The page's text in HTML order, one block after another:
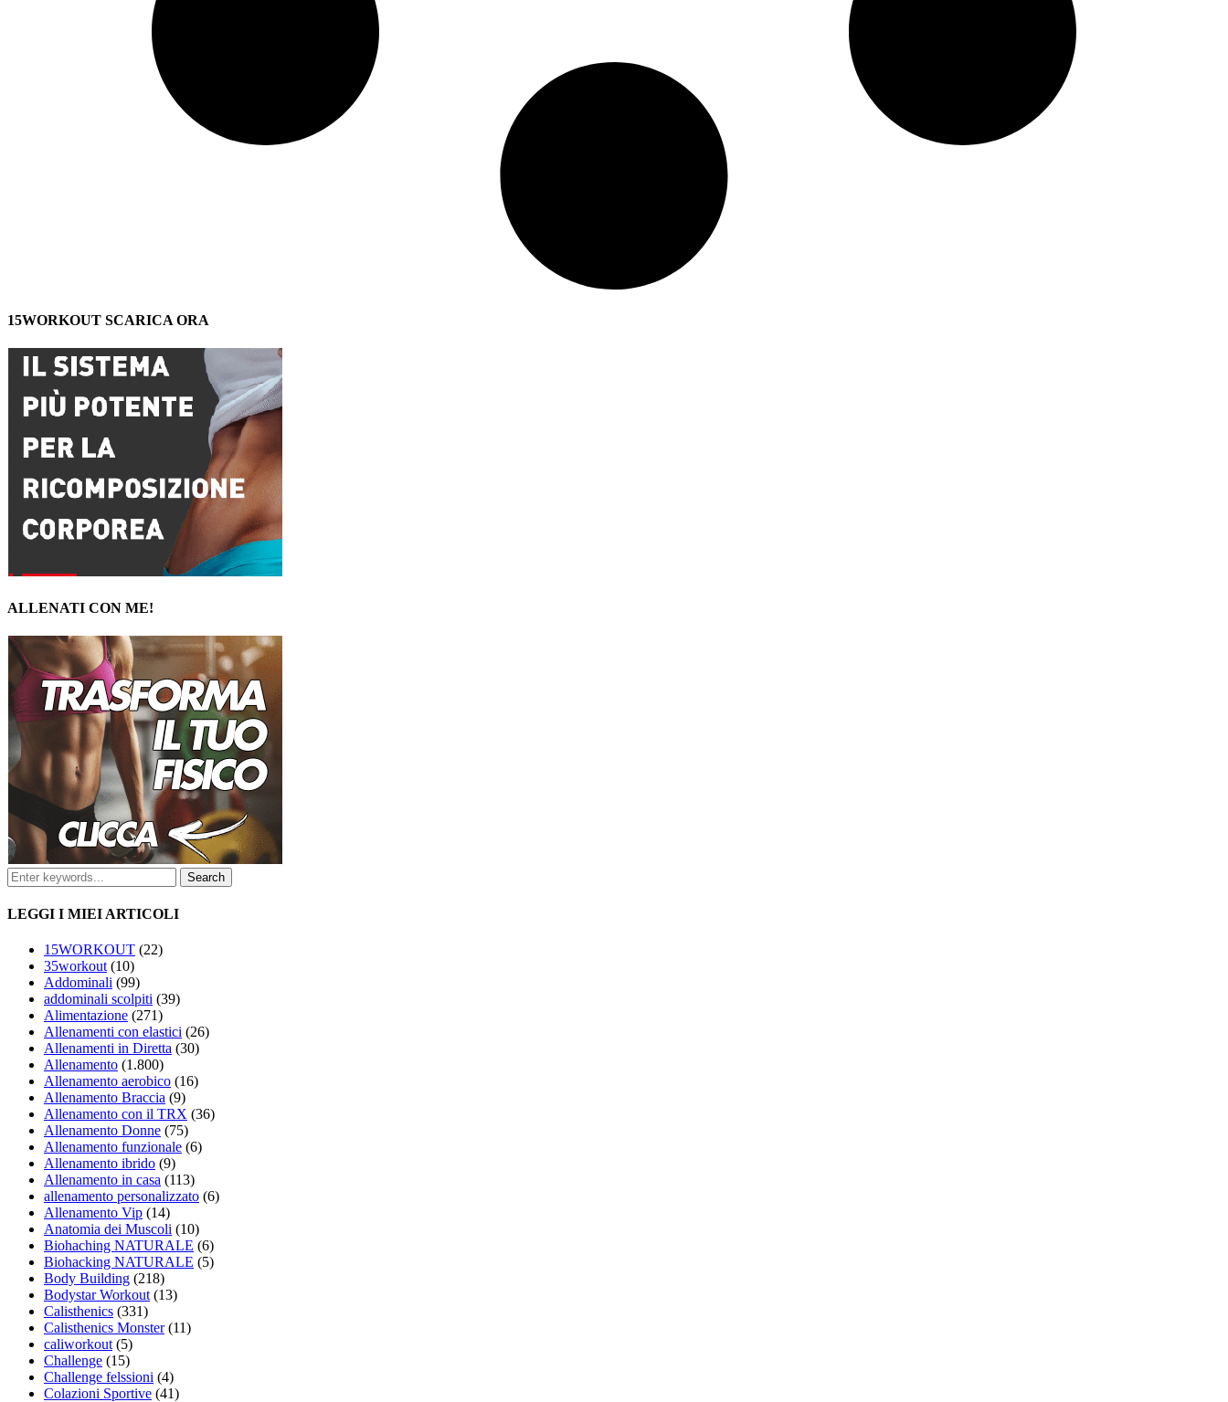
15WORKOUT SCARICA ORA
ALLENATI CON ME!
LEGGI I MIEI ARTICOLI
15WORKOUT (22)
35workout(10)
Addominali (99)
addominali scolpiti (39)
Alimentazione (271)
Allenamenti con elastici (26)
Allenamenti in Diretta (30)
Allenamento (1.800)
Allenamento aerobico (16)
Allenamento Braccia (9)
Allenamento con il TRX (36)
Allenamento Donne (75)
Allenamento funzionale (6)
Allenamento ibrido (9)
Allenamento in casa (113)
allenamento personalizzato (6)
Allenamento Vip (14)
Anatomia dei Muscoli (10)
Biohaching NATURALE (6)
Biohacking NATURALE (5)
Body Building (218)
Bodystar Workout(13)
Calisthenics (331)
Calisthenics Monster(11)
caliworkout(5)
Challenge (15)
Challenge felssioni (4)
Colazioni Sportive (41)